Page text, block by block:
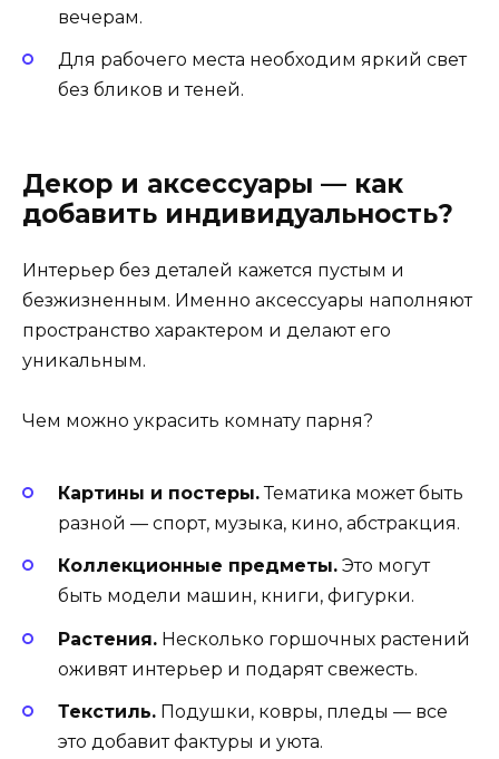
вечерам.
Для рабочего места необходим яркий свет
без бликов и теней.
Декор и аксессуары — как
добавить индивидуальность?
Интерьер без деталей кажется пустым и
безжизненным. Именно аксессуары наполняют
пространство характером и делают его
уникальным.
Чем можно украсить комнату парня?
Картины и постеры.Тематика может быть
разной — спорт, музыка, кино, абстракция.
Коллекционные предметы. Это могут
быть модели машин, книги, фигурки.
Растения. Несколько горшочных растений
оживят интерьер и подарят свежесть.
Текстиль. Подушки, ковры, пледы — все
это добавит фактуры и уюта.